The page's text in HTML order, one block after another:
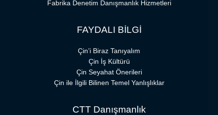
Fabrika Denetim Danışmanlık Hizmetleri
FAYDALI BİLGİ
Çin’i Biraz Tanıyalım
Çin İş Kültürü
Çin Seyahat Önerileri
Çin ile İlgili Bilinen Temel Yanlışlıklar
CTT Danışmanlık